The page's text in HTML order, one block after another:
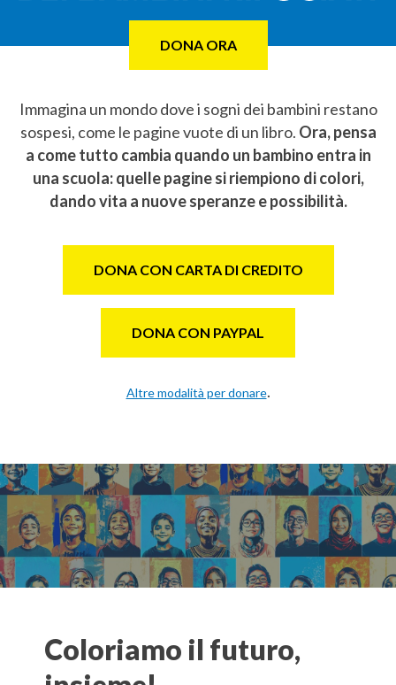
DONA ORA
Immagina un mondo dove i sogni dei bambini restano
sospesi, come le pagine vuote di un libro. Ora, pensa
a come tutto cambia quando un bambino entra in
una scuola: quelle pagine si riempiono di colori,
dando vita a nuove speranze e possibilità.
DONA CON CARTA DI CREDITO
DONA CON PAYPAL
Altre modalità per donare.
Coloriamo il futuro,